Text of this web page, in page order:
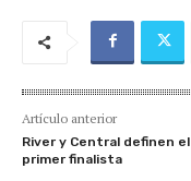
Artículo anterior
River y Central definen el
primer finalista